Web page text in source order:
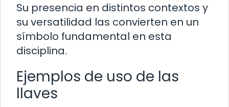
Su presencia en distintos contextos y
su versatilidad las convierten en un
símbolo fundamental en esta
disciplina.
Ejemplos de uso de las
llaves